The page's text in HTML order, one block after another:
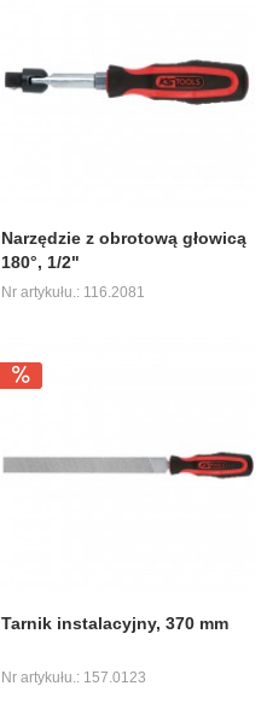
Narzędzie z obrotową głowicą
180°, 1/2"
Nr artykułu.: 116.2081
Tarnik instalacyjny, 370 mm
Nr artykułu.: 157.0123